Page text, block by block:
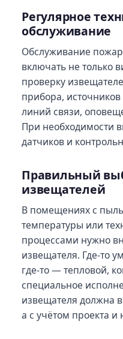
Регулярное
обслуживание
Обслуживание
включать не только
проверку
прибора,
линий связи,
При необходимости
датчиков и
Правильный
извещателей
В помещениях с
температуры или
процессами нужно
извещателя. Где-то
где-то — тепловой,
специальное
извещателя должна
а с учётом проекта